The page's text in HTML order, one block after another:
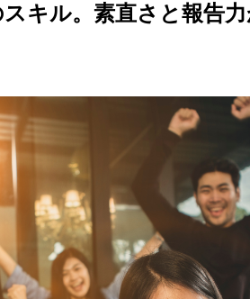
キル。素直さと報告